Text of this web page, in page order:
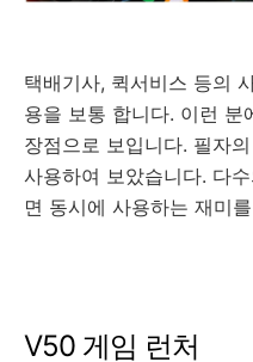
택배기사, 퀵서비스 등의
용을 보통 합니다. 이런
장점으로 보입니다. 필자
사용하여 보았습니다. 다
면 동시에 사용하는 재미
V50 게임 런처